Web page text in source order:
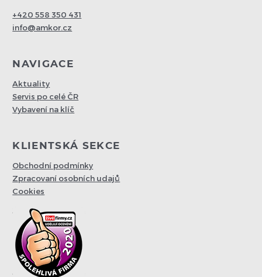
+420 558 350 431
info@amkor.cz
NAVIGACE
Aktuality
Servis po celé ČR
Vybavení na klíč
KLIENTSKÁ SEKCE
Obchodní podmínky
Zpracovaní osobních udajů
Cookies